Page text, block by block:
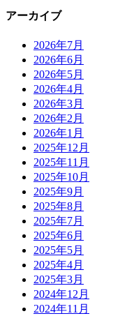
アーカイブ
2026年7月
2026年6月
2026年5月
2026年4月
2026年3月
2026年2月
2026年1月
2025年12月
2025年11月
2025年10月
2025年9月
2025年8月
2025年7月
2025年6月
2025年5月
2025年4月
2025年3月
2024年12月
2024年11月